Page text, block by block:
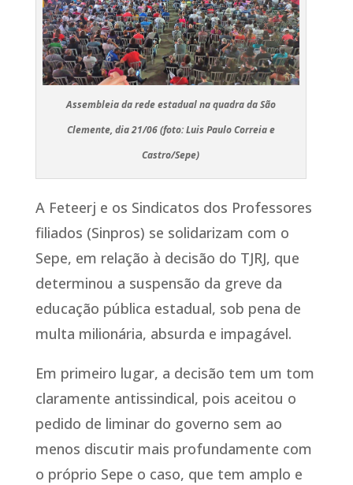
Assembleia da rede estadual na quadra da São
Clemente, dia 21/06 (foto: Luis Paulo Correia e
Castro/Sepe)
A Feteerj e os Sindicatos dos Professores
filiados (Sinpros) se solidarizam com o
Sepe, em relação à decisão do TJRJ, que
determinou a suspensão da greve da
educação pública estadual, sob pena de
multa milionária, absurda e impagável.
Em primeiro lugar, a decisão tem um tom
claramente antissindical, pois aceitou o
pedido de liminar do governo sem ao
menos discutir mais profundamente com
o próprio Sepe o caso, que tem amplo e